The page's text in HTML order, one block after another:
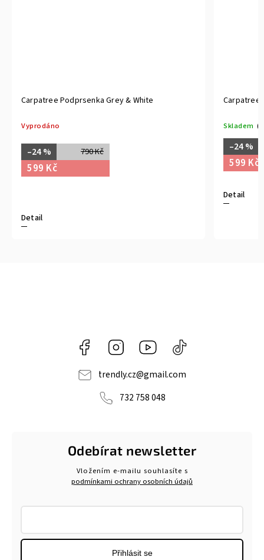
Carpatree Podprsenka Grey & White
790 Kč
Carpatree
(1 ks)
Facebook Instagram https://www.youtube.com/
navlnetrendu5284
trendly.cz@gmail.com
732 758 048
Odebírat newsletter
Vložením e-mailu souhlasíte s
podmínkami ochrany osobních údajů
Přihlásit se